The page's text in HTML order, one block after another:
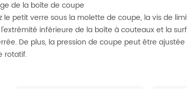
de la boîte de coupe
le petit verre sous la molette de coupe, la vis de
inférieure de la boîte à couteaux et la
De plus, la pression de coupe peut être
rotatif.